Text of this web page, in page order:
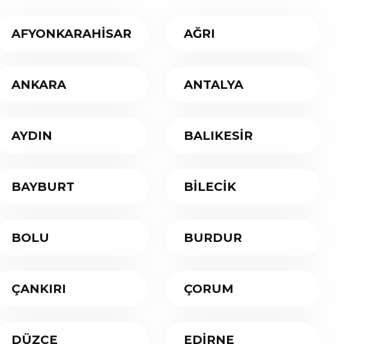
AFYONKARAHİSAR AĞRI
ANKARA ANTALYA
AYDIN BALIKESİR
BAYBURT BİLECİK
BOLU BURDUR
ÇANKIRI ÇORUM
DÜZCE EDİRNE